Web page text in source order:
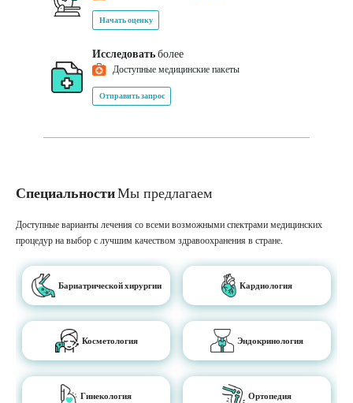
Начать оценку
Исследоватьболее
Доступные медицинские пакеты
Отправить запрос
СпециальностиМы предлагаем
Доступные варианты лечения со всеми возможными спектрами медицинских
процедур на выбор с лучшим качеством здравоохранения в стране.
Бариатрической хирургии Кардиология
Косметология Эндокринология
Гинекология Ортопедия